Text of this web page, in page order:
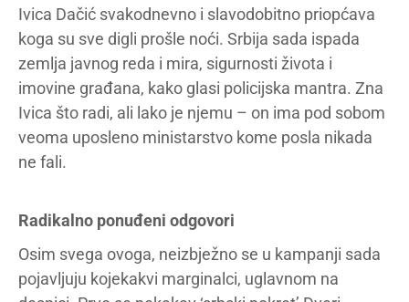
Ivica Dačić svakodnevno i slavodobitno priopćava
koga su sve digli prošle noći. Srbija sada ispada
zemlja javnog reda i mira, sigurnosti života i
imovine građana, kako glasi policijska mantra. Zna
Ivica što radi, ali lako je njemu – on ima pod sobom
veoma uposleno ministarstvo kome posla nikada
ne fali.
Radikalno ponuđeni odgovori
Osim svega ovoga, neizbježno se u kampanji sada
pojavljuju kojekakvi marginalci, uglavnom na